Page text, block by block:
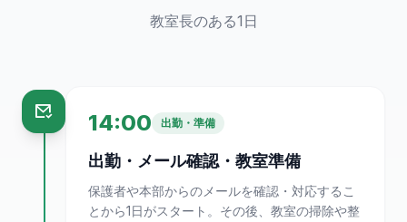
教室長のある1日
14:00 出勤・準備
出勤・メール確認・教室準備
保護者や本部からのメールを確認・対応するこ
とから1日がスタート。その後、教室の掃除や整